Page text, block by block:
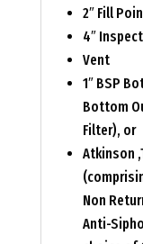
2″ Fill
4″
Vent
1″ BSP
Bottom
Filter), or
Atkinson
Non
Anti-